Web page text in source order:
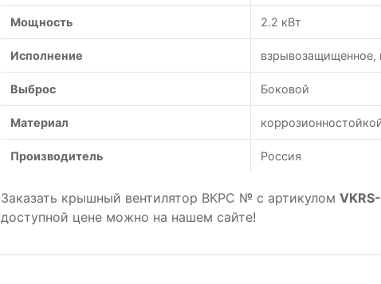
Мощность 2.2 кВт
Исполнение взрывозащищенное,
Выброс Боковой
Материал
Производитель Россия
Заказать крышный вентилятор ВКРС № с артикулом
доступной цене можно на нашем сайте!